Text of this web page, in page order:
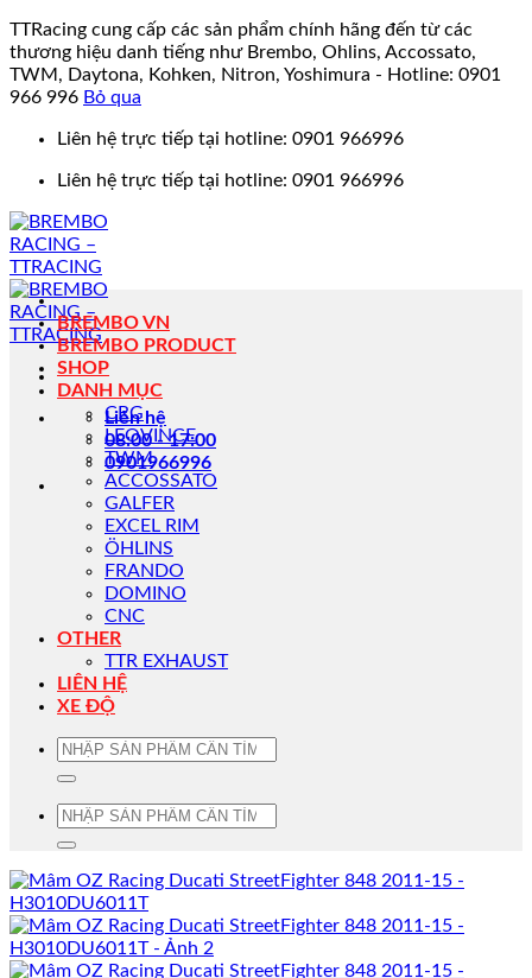
TTRacing cung cấp các sản phẩm chính hãng đến từ các
thương hiệu danh tiếng như Brembo, Ohlins, Accossato,
TWM, Daytona, Kohken, Nitron, Yoshimura - Hotline: 0901
966 996 Bỏ qua
Liên hệ trực tiếp tại hotline: 0901 966996
Liên hệ trực tiếp tại hotline: 0901 966996
Liên hệ
08:00 - 17:00
0901966996
BREMBO VN
BREMBO PRODUCT
SHOP
DANH MỤC
CRG
LEOVINCE
TWM
ACCOSSATO
GALFER
EXCEL RIM
ÖHLINS
FRANDO
DOMINO
CNC
OTHER
TTR EXHAUST
LIÊN HỆ
XE ĐỘ
Tìm
Tìm